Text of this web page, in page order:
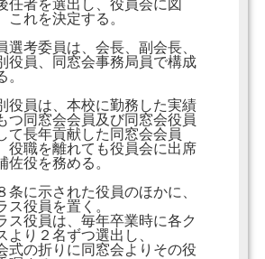
これを決定する。
選考委員は、会長、副会長、
役員、同窓会事務局員で構成
役員は、本校に勤務した実績
つ同窓会会員及び同窓会役員
て長年貢献した同窓会会員
役職を離れても役員会に出席
佐役を務める。
条に示された役員のほかに、
ス役員を置く。
ス役員は、毎年卒業時に各ク
より２名ずつ選出し、
式の折りに同窓会よりその役